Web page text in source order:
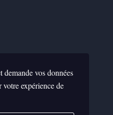
demande vos données
expérience de